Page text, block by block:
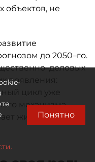
объектов, не
до 2050–го.
появления:
цикл уже
механизма
жилью.Понятно